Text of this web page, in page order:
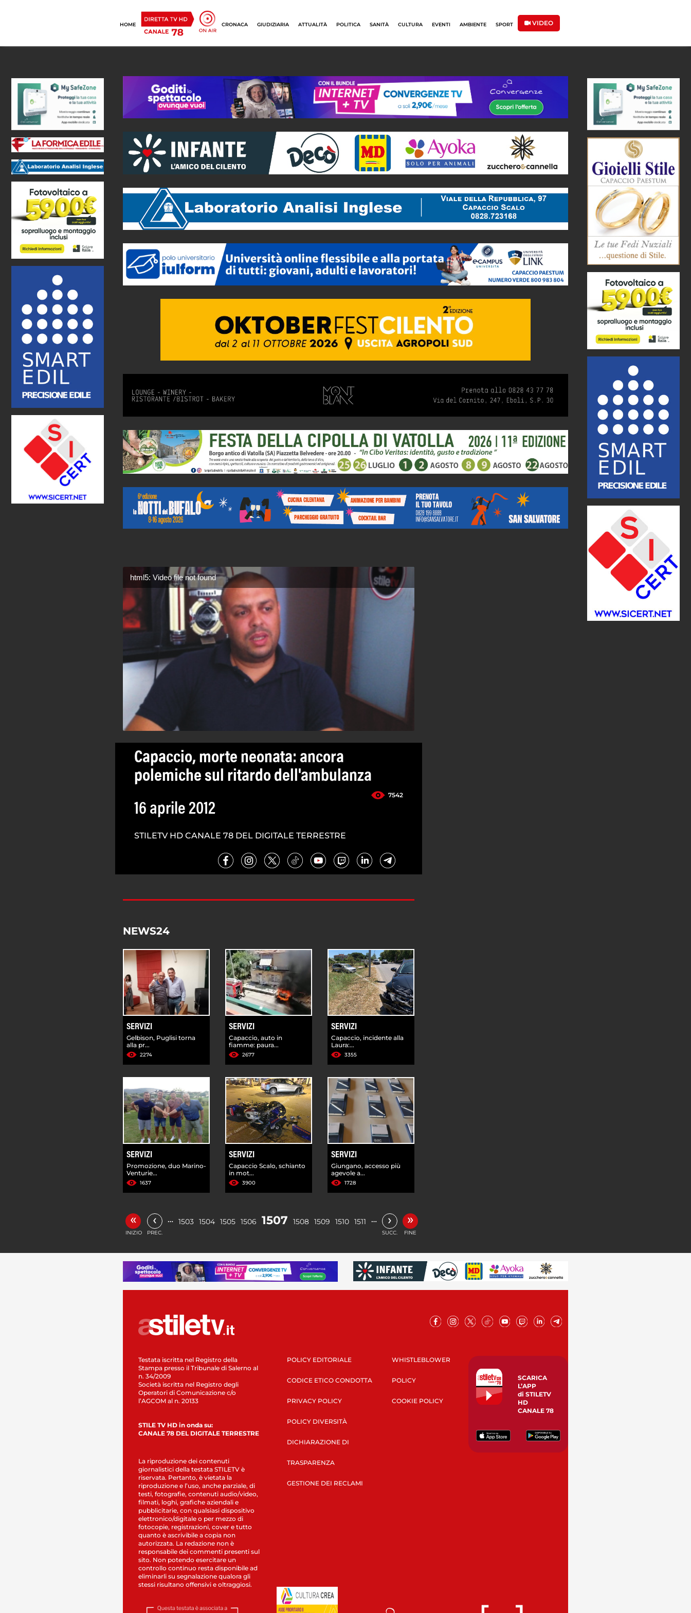
HOME CRONACA GIUDIZIARIA ATTUALITÀ POLITICA SANITÀ CULTURA EVENTI AMBIENTE SPORT VIDEO
html5: Video file not found
Capaccio, morte neonata: ancora
polemiche sul ritardo dell'ambulanza
7542
16 aprile 2012
STILETV HD CANALE 78 DEL DIGITALE TERRESTRE
NEWS24
SERVIZI
Gelbison, Puglisi torna
alla pr...
2274
SERVIZI
Capaccio, auto in
fiamme: paura...
2677
SERVIZI
Capaccio, incidente alla
Laura:...
3355
SERVIZI
Promozione, duo Marino-
Venturie...
1637
SERVIZI
Capaccio Scalo, schianto
in mot...
3900
SERVIZI
Giungano, accesso più
agevole a...
1728
«
INIZIO
‹
PREC.
… 1503 1504 1505 1506 1507 1508 1509 1510 1511 … ›
SUCC.
»
FINE
Testata iscritta nel Registro della
Stampa presso il Tribunale di Salerno al
n. 34/2009
Società iscritta nel Registro degli
Operatori di Comunicazione c/o
l’AGCOM al n. 20133
STILE TV HD in onda su:
CANALE 78 DEL DIGITALE TERRESTRE
La riproduzione dei contenuti
giornalistici della testata STILETV è
riservata. Pertanto, è vietata la
riproduzione e l’uso, anche parziale, di
testi, fotografie, contenuti audio/video,
filmati, loghi, grafiche aziendali e
pubblicitarie, con qualsiasi dispositivo
elettronico/digitale o per mezzo di
fotocopie, registrazioni, cover e tutto
quanto è ascrivibile a copia non
autorizzata. La redazione non è
responsabile dei commenti presenti sul
sito. Non potendo esercitare un
controllo continuo resta disponibile ad
eliminarli su segnalazione qualora gli
stessi risultano offensivi e oltraggiosi.
POLICY EDITORIALE
CODICE ETICO CONDOTTA
PRIVACY POLICY
POLICY DIVERSITÀ
DICHIARAZIONE DI
TRASPARENZA
GESTIONE DEI RECLAMI
WHISTLEBLOWER
POLICY
COOKIE POLICY
SCARICA
L’APP
di STILETV
HD
CANALE 78